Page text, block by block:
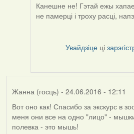
In
reply
Viachaslav
Канешне не! Гэтай ежы
не памерці і троху расці,
Увайдзіце ці
Жанна (госць) - 24.06.2016 - 12:11
Вот оно как! Спасибо за экскурс в
меня они все на одно "лицо" -
полевка - это мышь!